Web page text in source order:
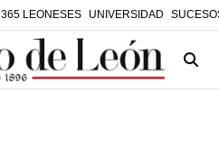
365 LEONESES UNIVERSIDAD